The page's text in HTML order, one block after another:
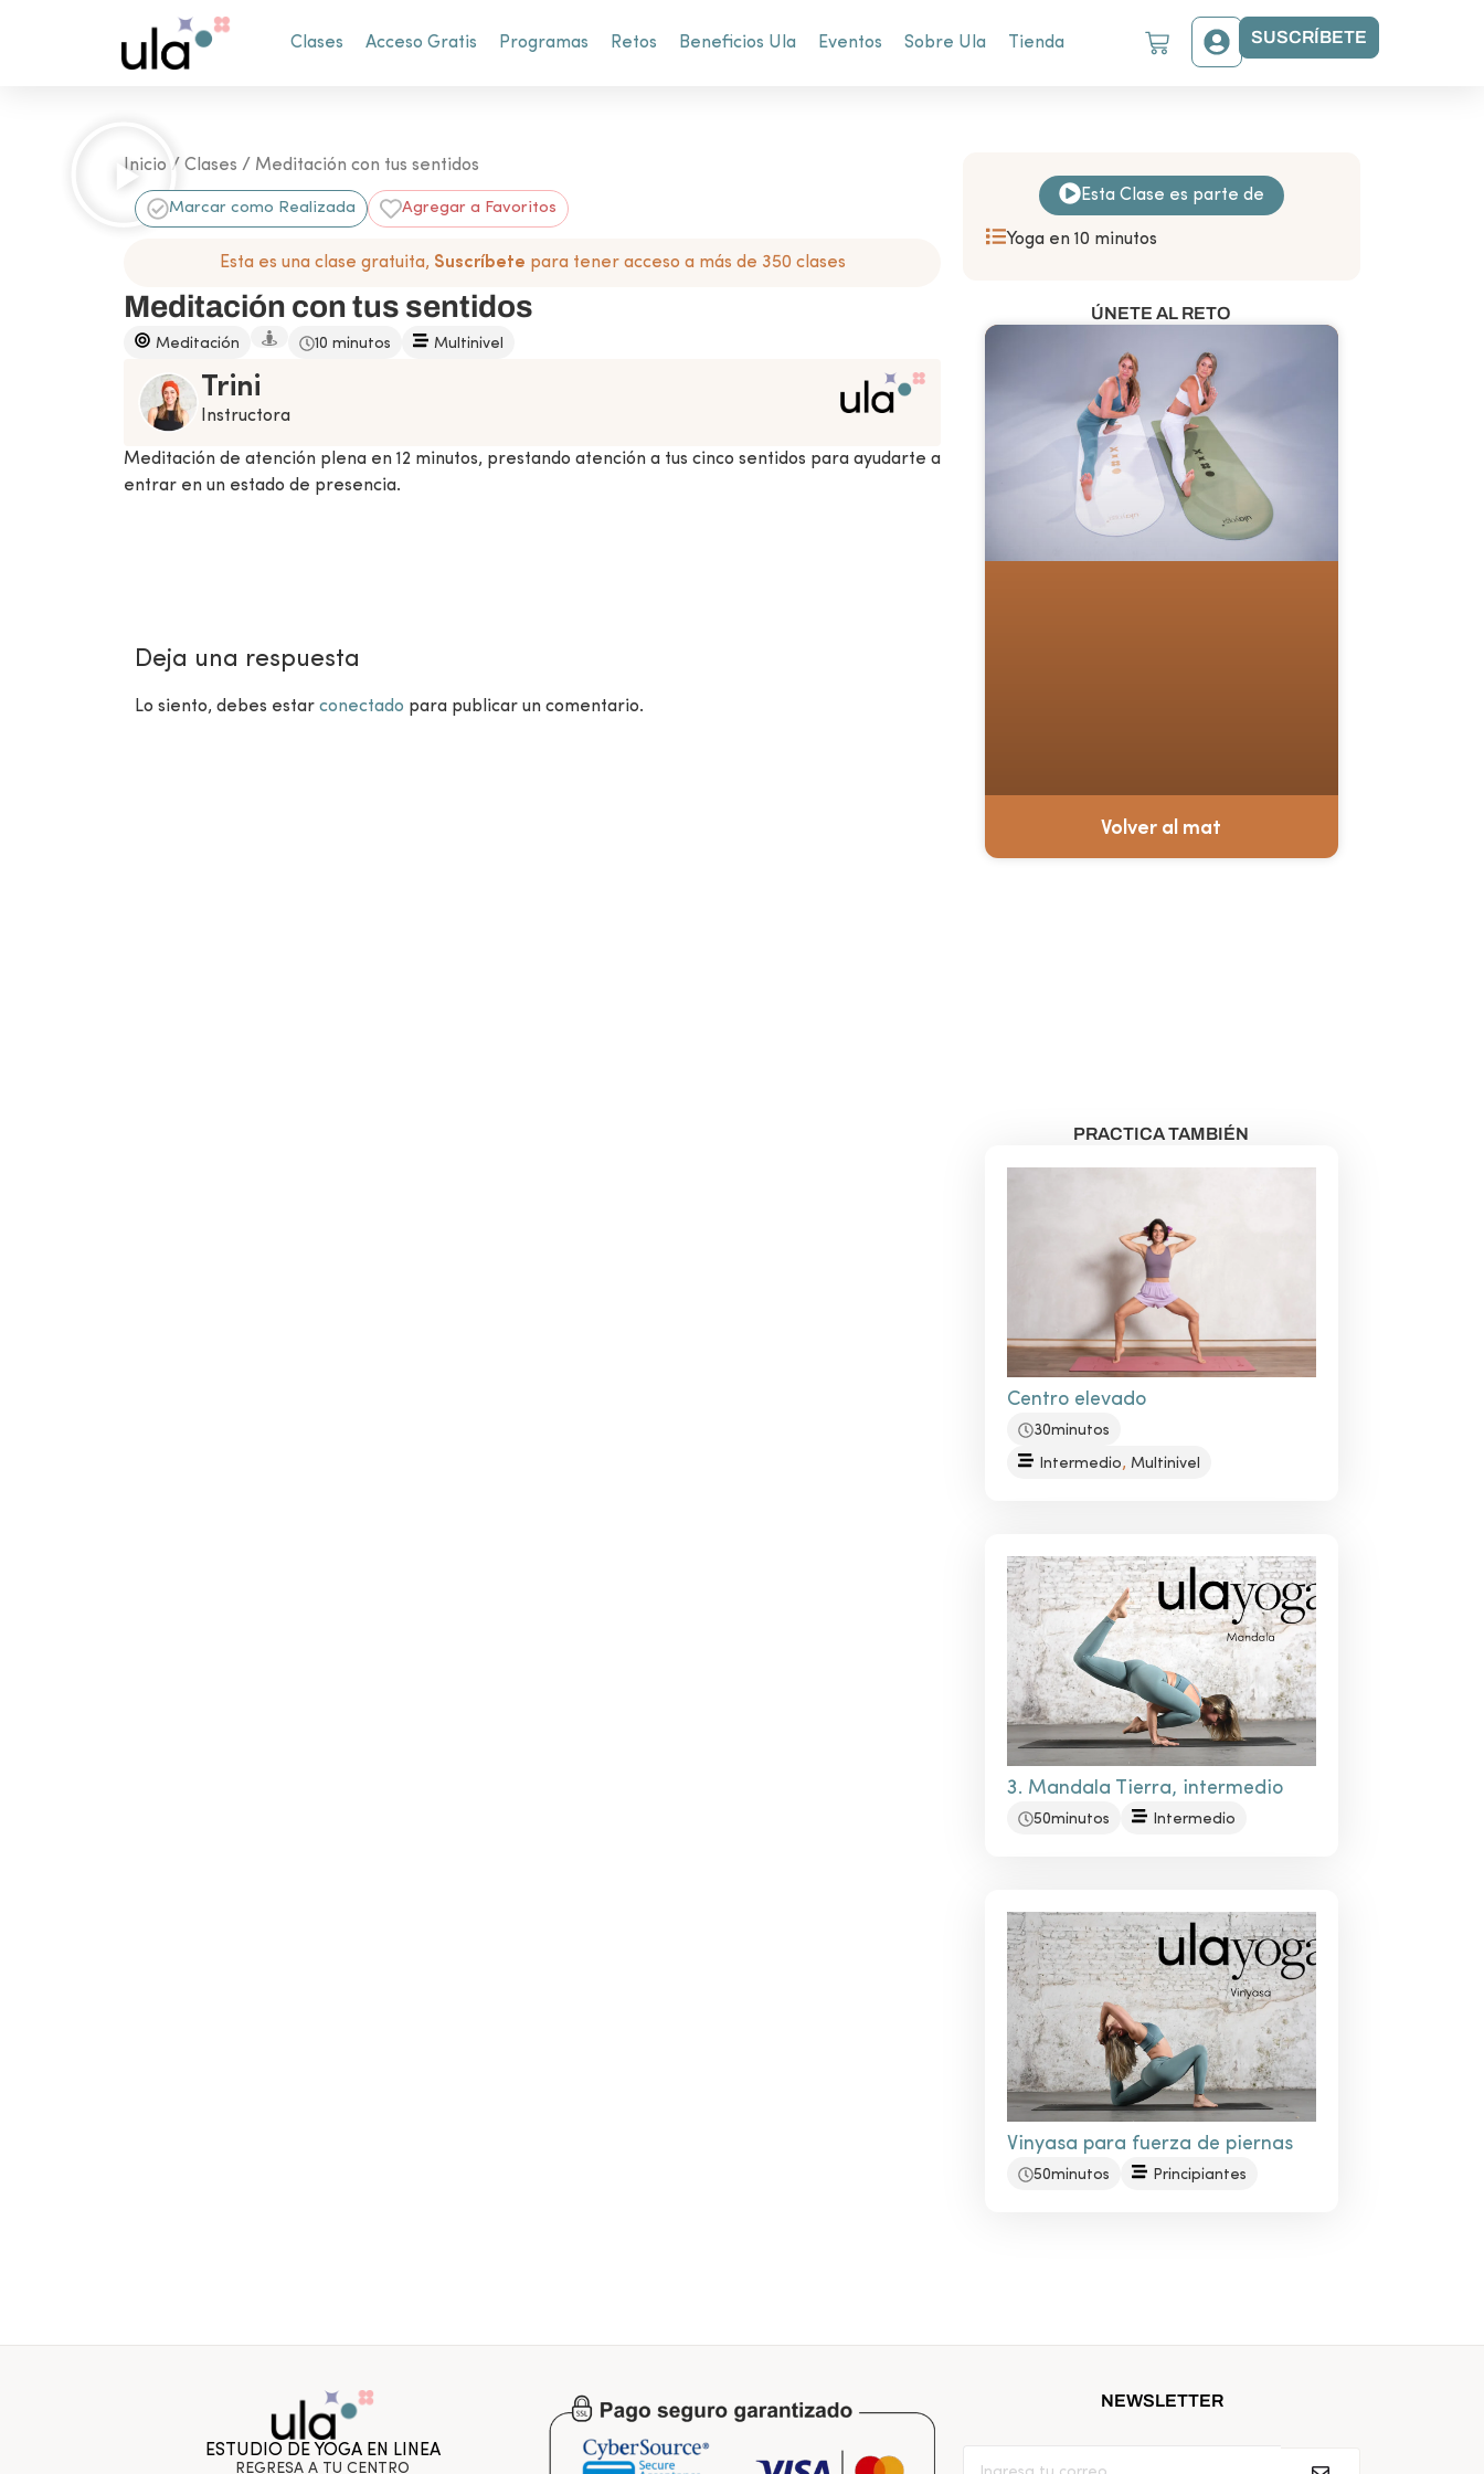
Clases Acceso Gratis Programas Retos Beneficios Ula Eventos Sobre Ula Tienda SUSCRÍBETE
Inicio / Clases / Meditación con tus sentidos
Marcar como Realizada Agregar a Favoritos
Esta es una clase gratuita, Suscríbete para tener acceso a más de 350 clases
Meditación con tus sentidos
Meditación 10 minutos Multinivel
Trini
Instructora
Meditación de atención plena en 12 minutos, prestando atención a tus cinco sentidos para ayudarte a
entrar en un estado de presencia.
Deja una respuesta
Lo siento, debes estar conectado para publicar un comentario.
Esta Clase es parte de
Yoga en 10 minutos
ÚNETE AL RETO
Volver al mat
PRACTICA TAMBIÉN
Centro elevado
30minutos
Intermedio, Multinivel
3. Mandala Tierra, intermedio
50minutos Intermedio
Vinyasa para fuerza de piernas
50minutos Principiantes
ESTUDIO DE YOGA EN LINEA
REGRESA A TU CENTRO
NEWSLETTER